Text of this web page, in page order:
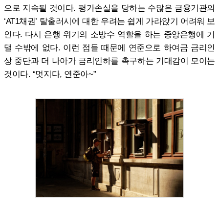
으로 지속될 것이다. 평가손실을 당하는 수많은 금융기관의
‘AT1채권’ 탈출러시에 대한 우려는 쉽게 가라앉기 어려워 보
인다. 다시 은행 위기의 소방수 역할을 하는 중앙은행에 기
댈 수밖에 없다. 이런 점들 때문에 연준으로 하여금 금리인
상 중단과 더 나아가 금리인하를 촉구하는 기대감이 모이는
것이다. “멋지다, 연준아~”